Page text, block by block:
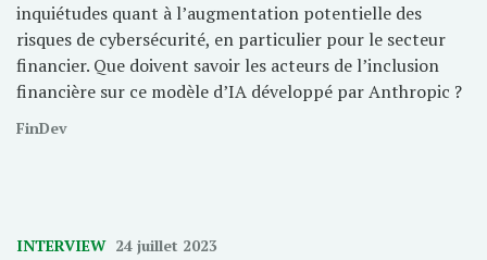
inquiétudes quant à l’augmentation potentielle des
risques de cybersécurité, en particulier pour le secteur
financier. Que doivent savoir les acteurs de l’inclusion
financière sur ce modèle d’IA développé parAnthropic ?
FinDev
INTERVIEW 24 juillet 2023